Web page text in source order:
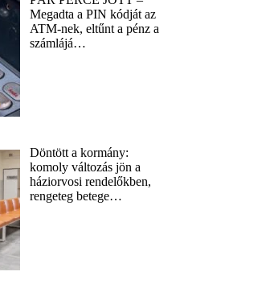
Megadta a PIN kódját az
ATM-nek, eltűnt a pénz a
számlájá…
Döntött a kormány:
komoly változás jön a
háziorvosi rendelőkben,
rengeteg betege…